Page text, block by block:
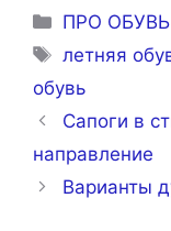
Рубрики
ПРО ОБУВЬ
Метки
летняя
обувь
Сапоги в
направление
Варианты